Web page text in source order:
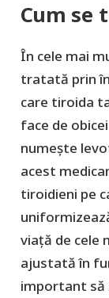
Cum se
În cele mai
tratată prin
care tiroida
face de
numește
acest
tiroidieni pe
viață de cele
ajustată în
important să